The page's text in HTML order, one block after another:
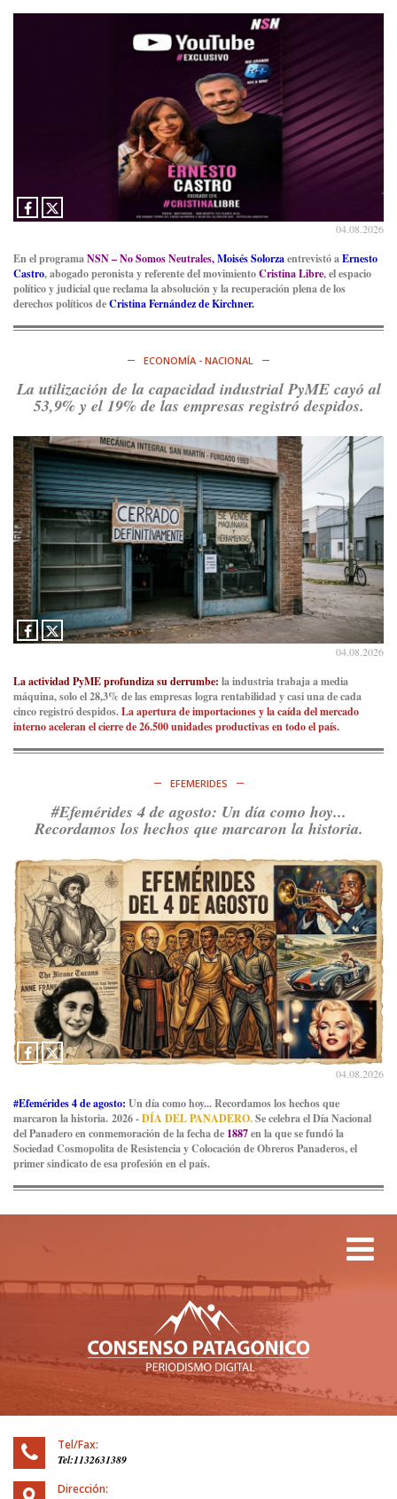
@PJCampana2022: Asumimos una nueva etapa en el
Partido Justicialista de Campana, con el orgullo de que el
Ver en X
04.08.2026
En el programaNSN – No Somos Neutrales,Moisés Solorzaentrevistó aErnesto
Castro, abogado peronista y referente del movimientoCristina Libre, el espacio
político y judicial que reclama la absolución y la recuperación plena de los
derechos políticos deCristina Fernández de Kirchner.
ECONOMÍA - NACIONAL
La utilización de la capacidad industrial PyME cayó al
53,9% y el 19% de las empresas registró despidos.
04.08.2026
La actividad PyME profundiza su derrumbe: la industria trabaja a media
máquina, solo el 28,3% de las empresas logra rentabilidad y casi una de cada
cinco registró despidos.La apertura de importaciones y la caída del mercado
interno aceleran el cierre de 26.500 unidades productivas en todo el país.
EFEMERIDES
#Efemérides 4 de agosto: Un día como hoy...
Recordamos los hechos que marcaron la historia.
04.08.2026
#Efemérides 4 de agosto: Un día como hoy... Recordamos los hechos que
marcaron la historia. 2026 -DÍA DEL PANADERO.Se celebra el Día Nacional
del Panadero en conmemoración de la fecha de 1887en la que se fundó la
Sociedad Cosmopolita de Resistencia y Colocación de Obreros Panaderos, el
primer sindicato de esa profesión en el país.
Tel/Fax:
Tel:1132631389
Dirección: